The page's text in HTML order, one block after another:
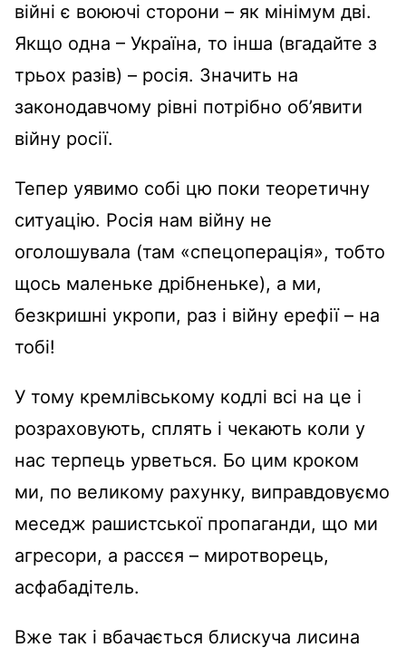
війні є воюючі сторони – як мінімум дві.
Якщо одна – Україна, то інша (вгадайте з
трьох разів) – росія. Значить на
законодавчому рівні потрібно об’явити
війну росії.
Тепер уявимо собі цю поки теоретичну
ситуацію. Росія нам війну не
оголошувала (там «спецоперація», тобто
щось маленьке дрібненьке), а ми,
безкришні укропи, раз і війну ерефії – на
тобі!
У тому кремлівському кодлі всі на це і
розраховують, сплять і чекають коли у
нас терпець урветься. Бо цим кроком
ми, по великому рахунку, виправдовуємо
меседж рашистської пропаганди, що ми
агресори, а рассєя – миротворець,
асфабадітель.
Вже так і вбачається блискуча лисина